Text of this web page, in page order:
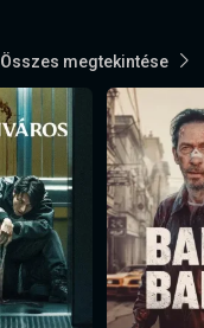
Összes megtekintése